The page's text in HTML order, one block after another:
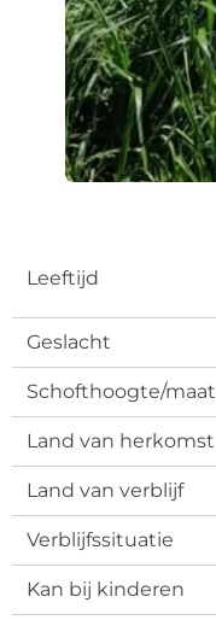
Leeftijd
Geslacht
Schofthoogte/maat
Land van herkomst
Land van verblijf
Verblijfssituatie
Kan bij kinderen